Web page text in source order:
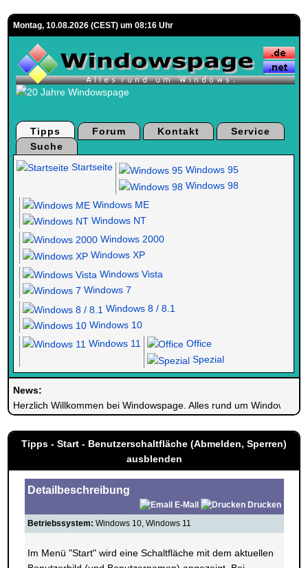
Montag, 10.08.2026 (CEST) um 08:16 Uhr
Tipps Forum Kontakt
Service
Suche
Startseite
Windows 95
Windows 98
Windows ME
Windows NT
Windows 2000
Windows XP
Windows Vista
Windows 7
Windows 8 / 8.1
Windows 10
Windows 11
Office
Spezial
News:
Herzlich Willkommen bei Windowspage. Alles rund um Windows.
Tipps - Start - Benutzerschaltfläche (Abmelden, Sperren)
ausblenden
Detailbeschreibung
E-Mail
Drucken
Betriebssystem: Windows 10, Windows 11
Im Menü "Start" wird eine Schaltfläche mit dem aktuellen